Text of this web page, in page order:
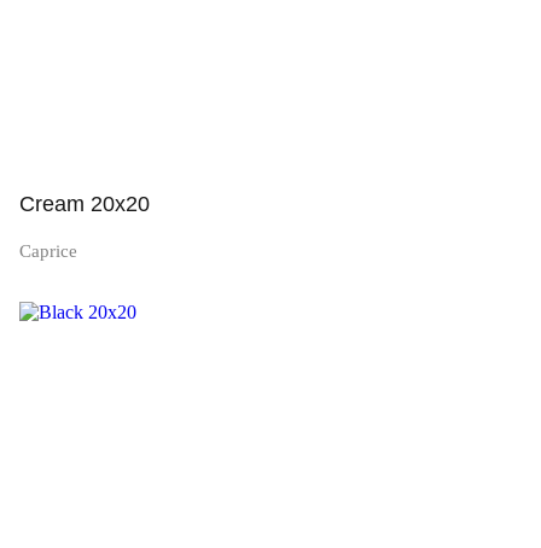
Cream 20x20
Caprice